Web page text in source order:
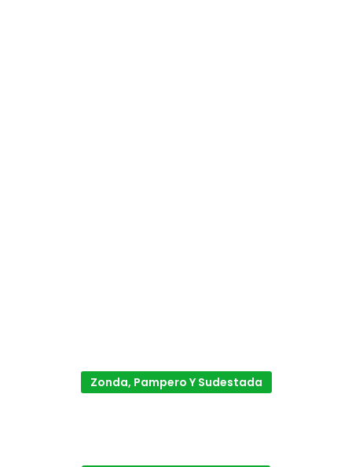
Zonda, Pampero Y Sudestada